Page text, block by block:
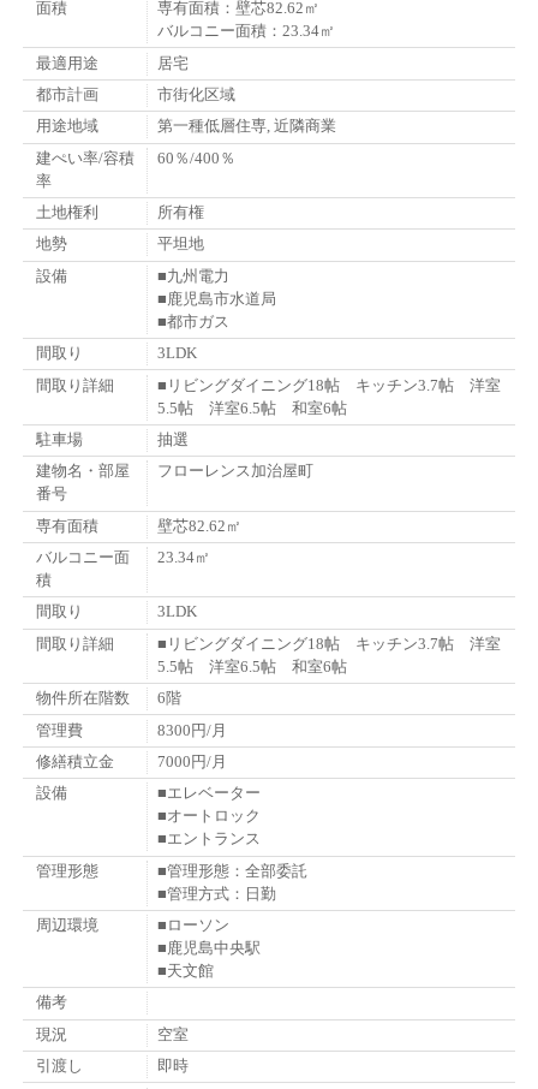
面積
専有面積：壁芯82.62㎡
バルコニー面積：23.34㎡
最適用途
居宅
都市計画
市街化区域
用途地域
第一種低層住専, 近隣商業
建ぺい率/容積
率
60％/400％
土地権利
所有権
地勢
平坦地
設備
■九州電力
■鹿児島市水道局
■都市ガス
間取り
3LDK
間取り詳細
■リビングダイニング18帖 キッチン3.7帖 洋室
5.5帖 洋室6.5帖 和室6帖
駐車場
抽選
建物名・部屋
番号
フローレンス加治屋町
専有面積
壁芯82.62㎡
バルコニー面
積
23.34㎡
間取り
3LDK
間取り詳細
■リビングダイニング18帖 キッチン3.7帖 洋室
5.5帖 洋室6.5帖 和室6帖
物件所在階数
6階
管理費
8300円/月
修繕積立金
7000円/月
設備
■エレベーター
■オートロック
■エントランス
管理形態
■管理形態：全部委託
■管理方式：日勤
周辺環境
■ローソン
■鹿児島中央駅
■天文館
備考
現況
空室
引渡し
即時